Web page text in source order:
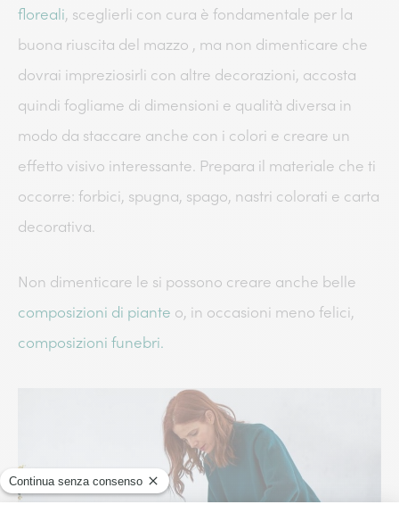
floreali, sceglierli con cura è fondamentale per la
buona riuscita del mazzo , ma non dimenticare che
dovrai impreziosirli con altre decorazioni, accosta
quindi fogliame di dimensioni e qualità diversa in
modo da staccare anche con i colori e creare un
effetto visivo interessante. Prepara il materiale che ti
occorre: forbici, spugna, spago, nastri colorati e carta
decorativa.
Non dimenticare le si possono creare anche belle
composizioni di piante o, in occasioni meno felici,
composizioni funebri.